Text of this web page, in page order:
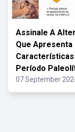
Assinale A
Que Apresenta
Características
Período
07 September